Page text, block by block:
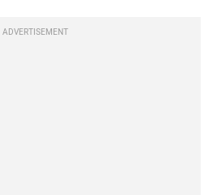
ADVERTISEMENT